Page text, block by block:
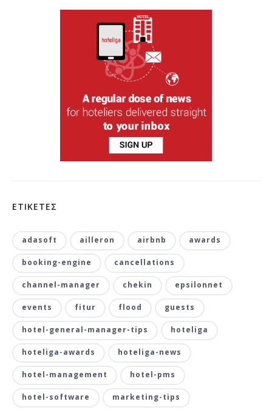
ΕΤΙΚΕΤΕΣ
adasoft ailleron airbnb awards
booking-engine cancellations
channel-manager chekin epsilonnet
events fitur flood guests
hotel-general-manager-tips hoteliga
hoteliga-awards hoteliga-news
hotel-management hotel-pms
hotel-software marketing-tips